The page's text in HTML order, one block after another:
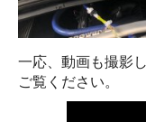
一応、動画も撮影
ご覧ください。